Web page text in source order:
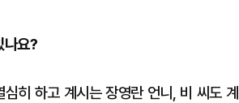
나요?
히 하고 계시는 장영란 언니, 비 씨도 계